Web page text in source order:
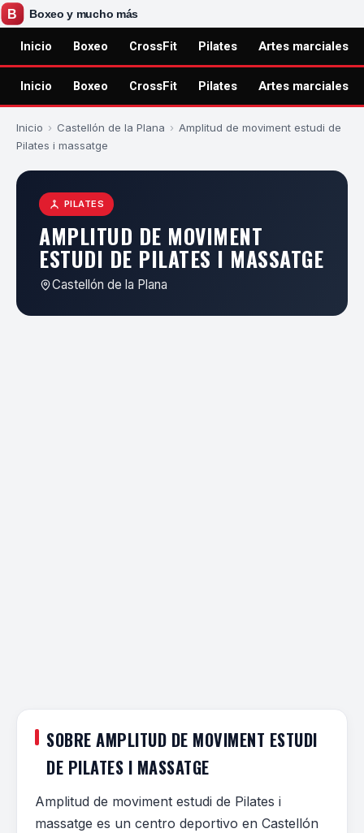
Inicio Boxeo CrossFit Pilates Artes marciales
Inicio Boxeo CrossFit Pilates Artes marciales
Inicio › Castellón de la Plana › Amplitud de moviment estudi de
Pilates i massatge
PILATES
AMPLITUD DE MOVIMENT
ESTUDI DE PILATES I MASSATGE
Castellón de la Plana
SOBRE AMPLITUD DE MOVIMENT ESTUDI
DE PILATES I MASSATGE
Amplitud de moviment estudi de Pilates i
massatge es un centro deportivo en Castellón